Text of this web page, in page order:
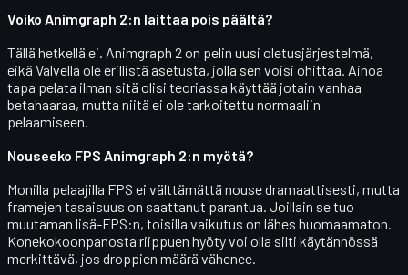
Voiko Animgraph 2:n laittaa pois päältä?
Tällä hetkellä ei. Animgraph 2 on pelin uusi oletusjärjestelmä,
eikä Valvella ole erillistä asetusta, jolla sen voisi ohittaa. Ainoa
tapa pelata ilman sitä olisi teoriassa käyttää jotain vanhaa
betahaaraa, mutta niitä ei ole tarkoitettu normaaliin
pelaamiseen.
Nouseeko FPS Animgraph 2:n myötä?
Monilla pelaajilla FPS ei välttämättä nouse dramaattisesti, mutta
framejen tasaisuus on saattanut parantua. Joillain se tuo
muutaman lisä-FPS:n, toisilla vaikutus on lähes huomaamaton.
Konekokoonpanosta riippuen hyöty voi olla silti käytännössä
merkittävä, jos droppien määrä vähenee.